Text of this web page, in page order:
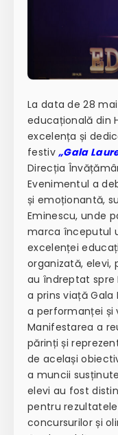
La data de 28
educațională din
excelența și
festiv„Gala
Direcția
Evenimentul a
și emoționantă,
Eminescu, unde
marca începutul
excelenței
organizată, elevi,
au îndreptat spre
a prins viață
a performanței și
Manifestarea a
părinți și
de același
a muncii
elevi au fost
pentru
concursurilor și